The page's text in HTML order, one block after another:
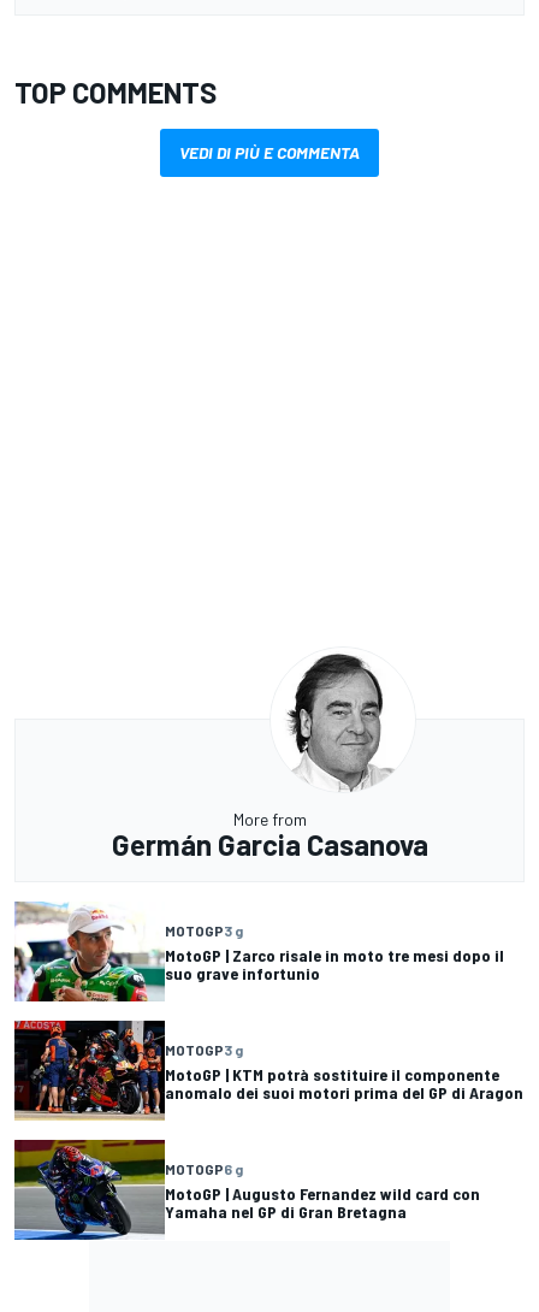
TOP COMMENTS
VEDI DI PIÙ E COMMENTA
More from
Germán Garcia Casanova
MOTOGP3 g
MotoGP | Zarco risale in moto tre mesi dopo il
suo grave infortunio
MOTOGP3 g
MotoGP | KTM potrà sostituire il componente
anomalo dei suoi motori prima del GP di Aragon
MOTOGP6 g
MotoGP | Augusto Fernandez wild card con
Yamaha nel GP di Gran Bretagna